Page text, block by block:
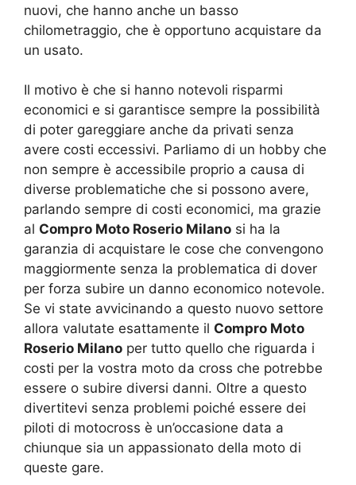
nuovi, che hanno anche un basso
chilometraggio, che è opportuno acquistare da
un usato.
Il motivo è che si hanno notevoli risparmi
economici e si garantisce sempre la possibilità
di poter gareggiare anche da privati senza
avere costi eccessivi. Parliamo di un hobby che
non sempre è accessibile proprio a causa di
diverse problematiche che si possono avere,
parlando sempre di costi economici, ma grazie
al Compro Moto Roserio Milano si ha la
garanzia di acquistare le cose che convengono
maggiormente senza la problematica di dover
per forza subire un danno economico notevole.
Se vi state avvicinando a questo nuovo settore
allora valutate esattamente il Compro Moto
Roserio Milano per tutto quello che riguarda i
costi per la vostra moto da cross che potrebbe
essere o subire diversi danni. Oltre a questo
divertitevi senza problemi poiché essere dei
piloti di motocross è un’occasione data a
chiunque sia un appassionato della moto di
queste gare.